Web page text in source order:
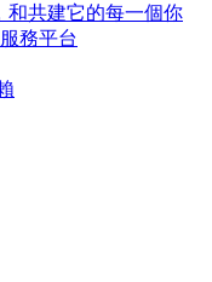
和共建它的每一個你
務平台